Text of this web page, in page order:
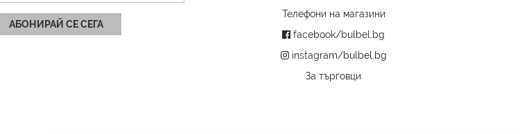
АБОНИРАЙ СЕ СЕГА
Телефони на магазини
facebook/bulbel.bg
instagram/bulbel.bg
За търговци